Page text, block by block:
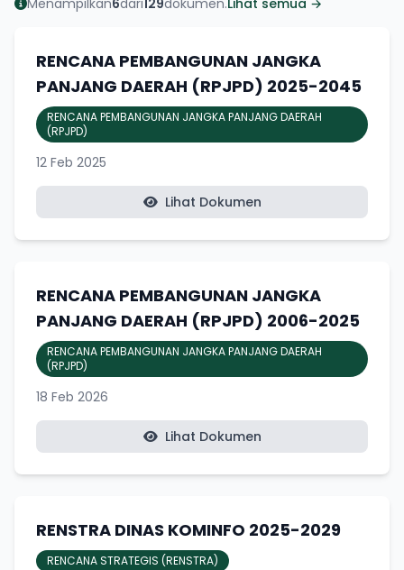
RENCANA PEMBANGUNAN JANGKA
PANJANG DAERAH (RPJPD) 2025-2045
RENCANA PEMBANGUNAN JANGKA PANJANG DAERAH
(RPJPD)
12 Feb 2025
Lihat Dokumen
RENCANA PEMBANGUNAN JANGKA
PANJANG DAERAH (RPJPD) 2006-2025
RENCANA PEMBANGUNAN JANGKA PANJANG DAERAH
(RPJPD)
18 Feb 2026
Lihat Dokumen
RENSTRA DINAS KOMINFO 2025-2029
RENCANA STRATEGIS (RENSTRA)